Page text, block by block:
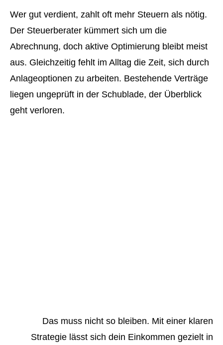
Wer gut verdient, zahlt oft mehr Steuern als nötig.
Der Steuerberater kümmert sich um die
Abrechnung, doch aktive Optimierung bleibt meist
aus. Gleichzeitig fehlt im Alltag die Zeit, sich durch
Anlageoptionen zu arbeiten. Bestehende Verträge
liegen ungeprüft in der Schublade, der Überblick
geht verloren.
Das muss nicht so bleiben. Mit einer klaren
Strategie lässt sich dein Einkommen gezielt in